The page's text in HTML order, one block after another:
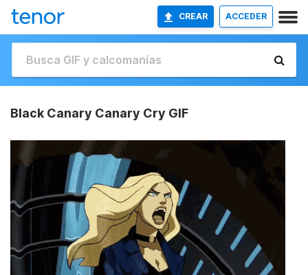
CREAR ACCEDER
Black Canary Canary Cry GIF